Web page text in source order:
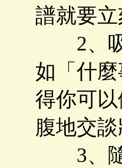
譜就要
2、吸
如「什
得你可
腹地交
3、隨